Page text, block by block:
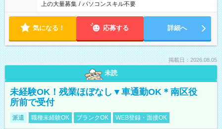
上の大量募集 / パソコンスキル不要
気になる！ 応募する 詳細へ
掲載日：2026.08.05
未読
未経験OK！残業ほぼなし▼車通勤OK＊南区役
所前で受付
派遣 職種未経験OK ブランクOK WEB登録・面接OK